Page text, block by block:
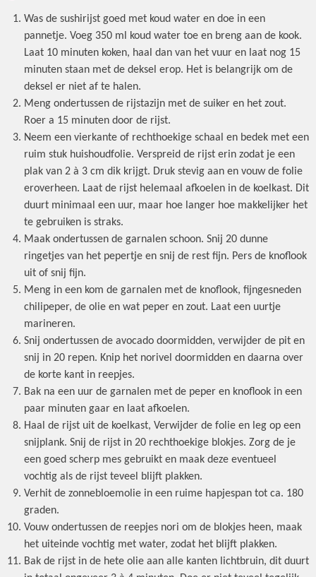
Was de sushirijst goed met koud water en doe in een
pannetje. Voeg 350 ml koud water toe en breng aan de kook.
Laat 10 minuten koken, haal dan van het vuur en laat nog 15
minuten staan met de deksel erop. Het is belangrijk om de
deksel er niet af te halen.
Meng ondertussen de rijstazijn met de suiker en het zout.
Roer a 15 minuten door de rijst.
Neem een vierkante of rechthoekige schaal en bedek met een
ruim stuk huishoudfolie. Verspreid de rijst erin zodat je een
plak van 2 à 3 cm dik krijgt. Druk stevig aan en vouw de folie
eroverheen. Laat de rijst helemaal afkoelen in de koelkast. Dit
duurt minimaal een uur, maar hoe langer hoe makkelijker het
te gebruiken is straks.
Maak ondertussen de garnalen schoon. Snij 20 dunne
ringetjes van het pepertje en snij de rest fijn. Pers de knoflook
uit of snij fijn.
Meng in een kom de garnalen met de knoflook, fijngesneden
chilipeper, de olie en wat peper en zout. Laat een uurtje
marineren.
Snij ondertussen de avocado doormidden, verwijder de pit en
snij in 20 repen. Knip het norivel doormidden en daarna over
de korte kant in reepjes.
Bak na een uur de garnalen met de peper en knoflook in een
paar minuten gaar en laat afkoelen.
Haal de rijst uit de koelkast, Verwijder de folie en leg op een
snijplank. Snij de rijst in 20 rechthoekige blokjes. Zorg de je
een goed scherp mes gebruikt en maak deze eventueel
vochtig als de rijst teveel blijft plakken.
Verhit de zonnebloemolie in een ruime hapjespan tot ca. 180
graden.
Vouw ondertussen de reepjes nori om de blokjes heen, maak
het uiteinde vochtig met water, zodat het blijft plakken.
Bak de rijst in de hete olie aan alle kanten lichtbruin, dit duurt